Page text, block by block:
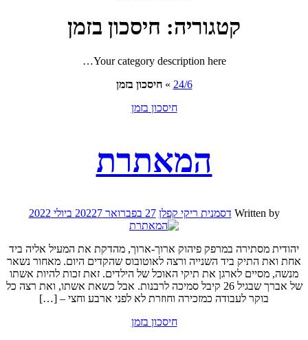
קטגוריה: חיסכון בזמן
Your category description here…
24/6
»חיסכון בזמן
חיסכון בזמן
המאתרת
Written by דסמנית ריקי קפלן 27 בפברואר 2022 7 ביולי 2022
יהודית מסתירה במרפק פיהוק ארוך-ארוך, מהדקת את המעיל אליה ביד
אחת ואת התיק ביד השנייה ורצה לאוטובוס שהקדים היום. מאחור נשאר
מנשה, מסיים לארגן את תיקי האוכל של הילדים. זאת זכות להיות אשתו
של אברך שבגיל 26 קיבל סמיכה לרבנות. אבל כשאת אשתו, ואת רצה כל
בוקר לעבודה כמזכירה וחוזרת לא לפני ארבע וחצי – […]
חיסכון בזמן